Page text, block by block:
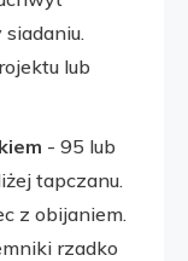
lub
- 95 lub
tapczanu.
z obijaniem.
rzadko